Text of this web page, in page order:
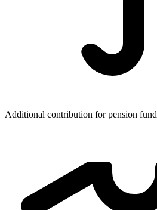
Additional contribution for pension fund